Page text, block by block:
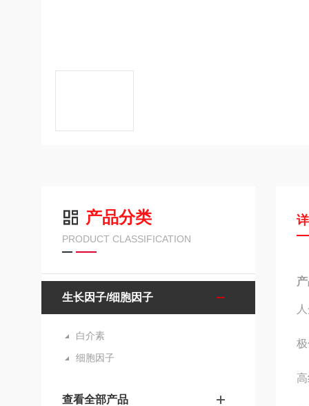
产品分类
PRODUCT CLASSIFICATION
生长因子/细胞因子
白介素
细胞因子
查看全部产品